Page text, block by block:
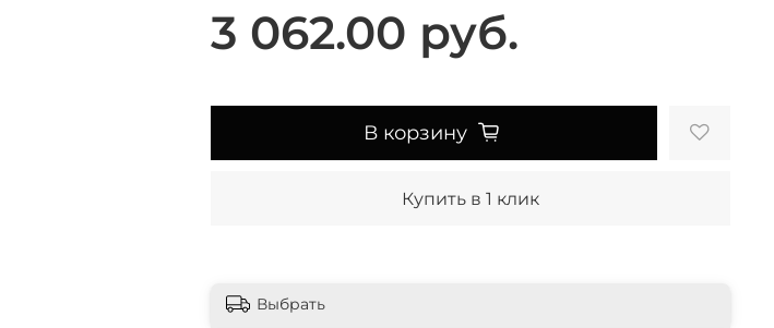
3 062.00 руб.
В корзину
Купить в 1 клик
Выбрать